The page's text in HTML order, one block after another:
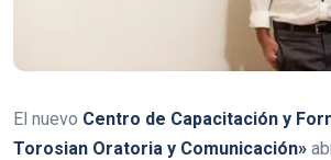
El nuevo Centro de Capacitación y
Torosian Oratoria y Comunicación»